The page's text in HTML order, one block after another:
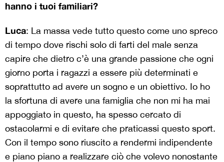
hanno i tuoi familiari?
Luca: La massa vede tutto questo come uno spreco
di tempo dove rischi solo di farti del male senza
capire che dietro c’è una grande passione che ogni
giorno porta i ragazzi a essere più determinati e
soprattutto ad avere un sogno e un obiettivo. Io ho
la sfortuna di avere una famiglia che non mi ha mai
appoggiato in questo, ha spesso cercato di
ostacolarmi e di evitare che praticassi questo sport.
Con il tempo sono riuscito a rendermi indipendente
e piano piano a realizzare ciò che volevo nonostante